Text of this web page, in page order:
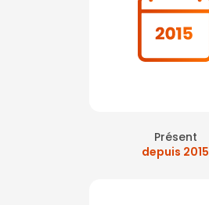
Présent
depuis 2015